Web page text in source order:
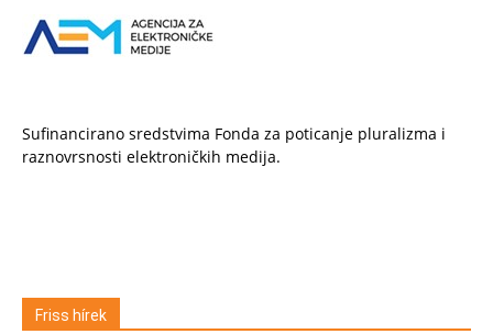
Sufinancirano sredstvima Fonda za poticanje pluralizma i
raznovrsnosti elektroničkih medija.
Friss hírek